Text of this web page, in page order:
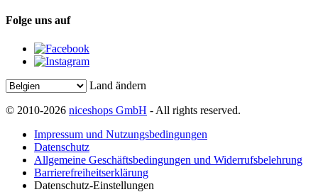
Folge uns auf
Land ändern
© 2010-2026 niceshops GmbH - All rights reserved.
Impressum und Nutzungsbedingungen
Datenschutz
Allgemeine Geschäftsbedingungen und Widerrufsbelehrung
Barrierefreiheitserklärung
Datenschutz-Einstellungen